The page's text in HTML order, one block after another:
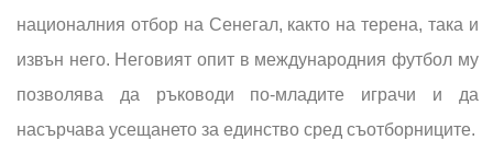
националния отбор на Сенегал, както на терена, така и
извън него. Неговият опит в международния футбол му
позволява да ръководи по-младите играчи и да
насърчава усещането за единство сред съотборниците.